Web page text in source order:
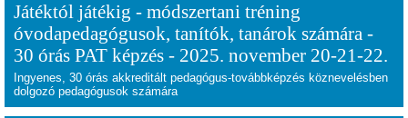
Játéktól játékig - módszertani tréning
óvodapedagógusok, tanítók, tanárok számára -
30 órás PAT képzés - 2025. november 20-21-22.
Ingyenes, 30 órás akkreditált pedagógus-továbbképzés köznevelésben
dolgozó pedagógusok számára